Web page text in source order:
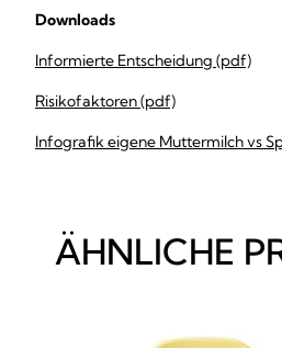
Downloads
Informierte Entscheidung (pdf)
Risikofaktoren (pdf)
Infografik eigene Muttermilch vs
ÄHNLICHE